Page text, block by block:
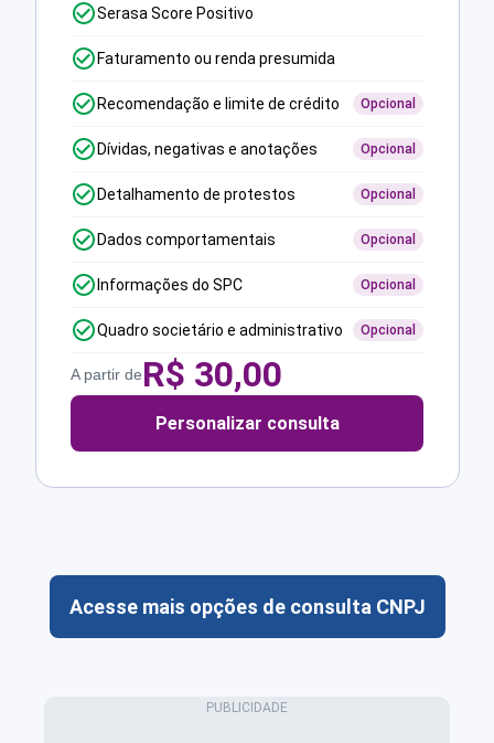
Serasa Score Positivo
Faturamento ou renda presumida
Recomendação e limite de crédito Opcional
Dívidas, negativas e anotações Opcional
Detalhamento de protestos Opcional
Dados comportamentais Opcional
Informações do SPC Opcional
Quadro societário e administrativo Opcional
A partir deR$ 30,00
Personalizar consulta
Acesse mais opções de consulta CNPJ